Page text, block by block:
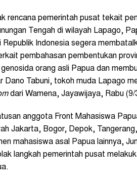
rencana pemerintah pusat tekait
Tengah di wilayah Lapago,
Republik Indonesia segera
pembahasan pembentukan
orang asli Papua dan
Dano Tabuni, tokoh muda Lapago
dari Wamena, Jayawijaya, Rabu (9/
anggota Front Mahasiswa
Jakarta, Bogor, Depok,
mahasiswa asal Papua lainnya,
langkah pemerintah pusat